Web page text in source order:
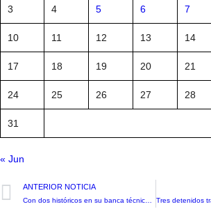
3 4 5 6 7
10 11 12 13 14
17 18 19 20 21
24 25 26 27 28
31
« Jun
ANTERIOR NOTICIA
Con dos históricos en su banca técnica el Uní Uní buscará sorprender a Deportes Copiapó